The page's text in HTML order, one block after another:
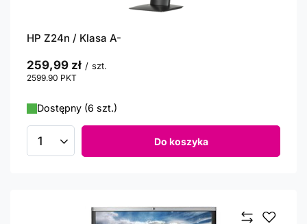
HP Z24n / Klasa A-
259,99 zł / szt.
2599.90 PKT
Dostępny (6 szt.)
Ilość produktów Do koszyka